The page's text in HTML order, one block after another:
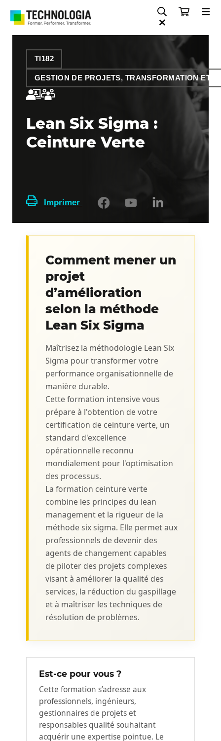
TI182
GESTION DE PROJETS, TRANSFORMATION ET
Lean Six Sigma :
Ceinture Verte
Imprimer
Comment mener un
projet
d’amélioration
selon la méthode
Lean Six Sigma
Maîtrisez la méthodologie Lean Six
Sigma pour transformer votre
performance organisationnelle de
manière durable.
Cette formation intensive vous
prépare à l'obtention de votre
certification de ceinture verte, un
standard d'excellence
opérationnelle reconnu
mondialement pour l'optimisation
des processus.
La formation ceinture verte
combine les principes du lean
management et la rigueur de la
méthode six sigma. Elle permet aux
professionnels de devenir des
agents de changement capables
de piloter des projets complexes
visant à améliorer la qualité des
services, la réduction du gaspillage
et à maîtriser les techniques de
résolution de problèmes.
Est-ce pour vous ?
Cette formation s’adresse aux
professionnels, ingénieurs,
gestionnaires de projets et
responsables qualité souhaitant
acquérir une expertise pointue. Le